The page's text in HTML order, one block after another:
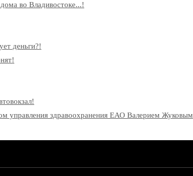
во Владивостоке...!
деньги?!
управления здравоохранения ЕАО Валерием Жуковым